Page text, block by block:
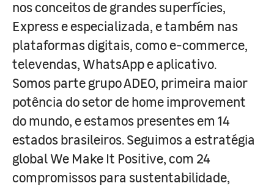
nos conceitos de grandes superfícies,
Express e especializada, e também nas
plataformas digitais, como e-commerce,
televendas, WhatsApp e aplicativo.
Somos parte grupo ADEO, primeira maior
potência do setor de home improvement
do mundo, e estamos presentes em 14
estados brasileiros. Seguimos a estratégia
global We Make It Positive, com 24
compromissos para sustentabilidade,